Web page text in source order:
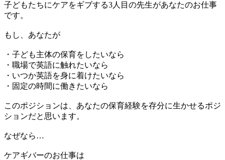
子どもたちにケアをギブする3人目の先生があなたのお仕事
です。
もし、あなたが
・子ども主体の保育をしたいなら
・職場で英語に触れたいなら
・いつか英語を身に着けたいなら
・固定の時間に働きたいなら
このポジションは、あなたの保育経験を存分に生かせるポジ
ションだと思います。
なぜなら…
ケアギバーのお仕事は